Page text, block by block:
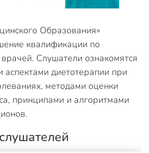
Образования»
квалификации по
Слушатели ознакомятся
диетотерапии при
методами оценки
принципами и алгоритмами